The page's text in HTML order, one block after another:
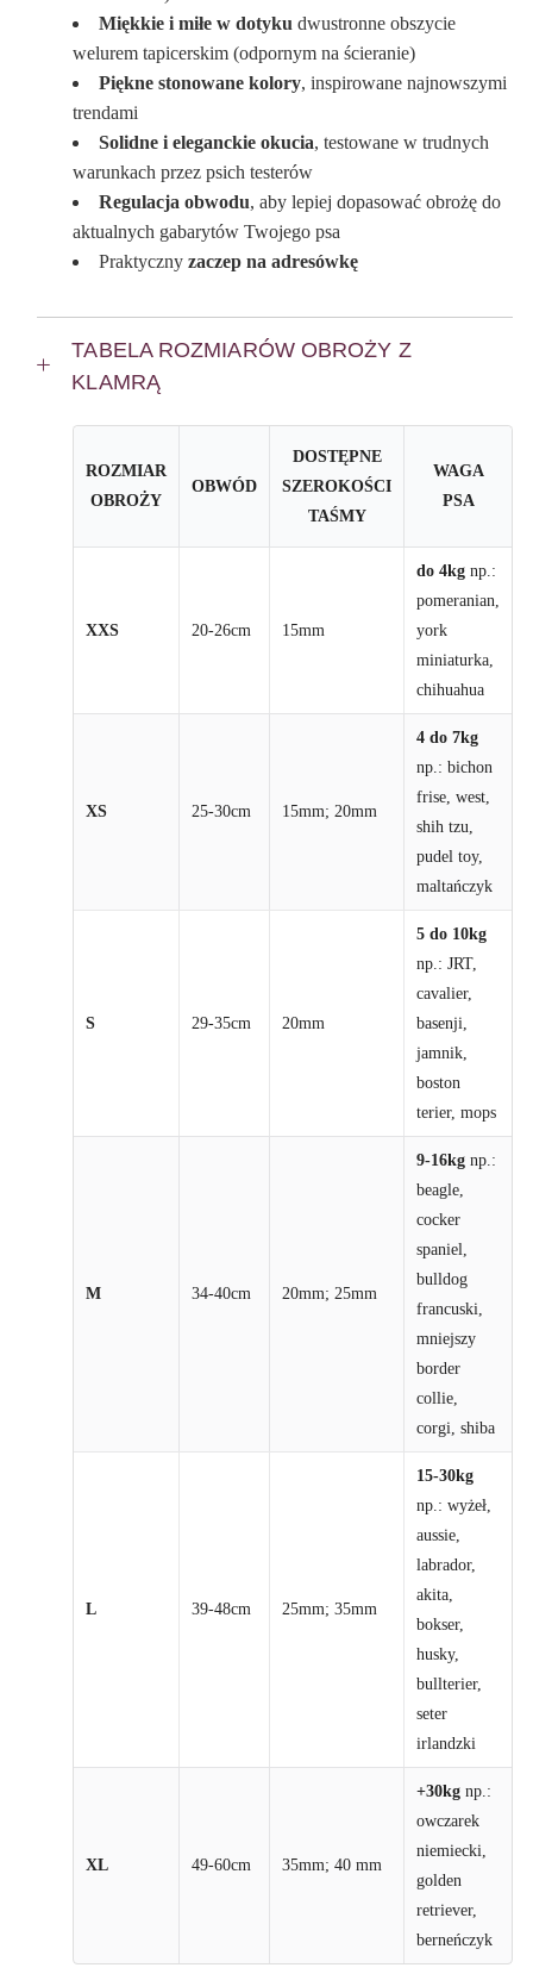
Miękkie i miłe w dotyku dwustronne obszycie
welurem tapicerskim (odpornym na ścieranie)
Piękne stonowane kolory, inspirowane najnowszymi
trendami
Solidne i eleganckie okucia, testowane w trudnych
warunkach przez psich testerów
Regulacja obwodu, aby lepiej dopasować obrożę do
aktualnych gabarytów Twojego psa
Praktyczny zaczep na adresówkę
TABELA ROZMIARÓW OBROŻY Z
KLAMRĄ
ROZMIAR
OBROŻY
OBWÓD
DOSTĘPNE
SZEROKOŚCI
TAŚMY
WAGA
PSA
XXS 20-26cm 15mm
do 4kg np.:
pomeranian,
york
miniaturka,
chihuahua
XS 25-30cm 15mm; 20mm
4 do 7kg
np.: bichon
frise, west,
shih tzu,
pudel toy,
maltańczyk
S 29-35cm 20mm
5 do 10kg
np.: JRT,
cavalier,
basenji,
jamnik,
boston
terier, mops
M 34-40cm 20mm; 25mm
9-16kg np.:
beagle,
cocker
spaniel,
bulldog
francuski,
mniejszy
border
collie,
corgi, shiba
L 39-48cm 25mm; 35mm
15-30kg
np.: wyżeł,
aussie,
labrador,
akita,
bokser,
husky,
bullterier,
seter
irlandzki
XL 49-60cm 35mm; 40 mm
+30kg np.:
owczarek
niemiecki,
golden
retriever,
berneńczyk